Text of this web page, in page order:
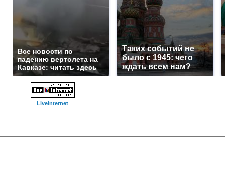
Все новости по
падению вертолета на
Кавказе: читать здесь
Таких событий не
было с 1945: чего
ждать всем нам?
LiveInternet